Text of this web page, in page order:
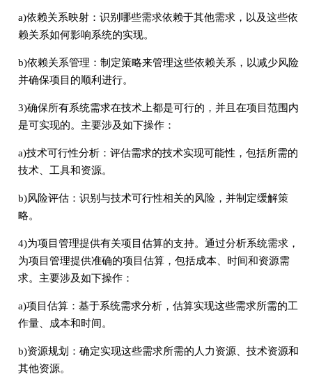
a)依赖关系映射：识别哪些需求依赖于其他需求，以及这些依
赖关系如何影响系统的实现。
b)依赖关系管理：制定策略来管理这些依赖关系，以减少风险
并确保项目的顺利进行。
3)确保所有系统需求在技术上都是可行的，并且在项目范围内
是可实现的。主要涉及如下操作：
a)技术可行性分析：评估需求的技术实现可能性，包括所需的
技术、工具和资源。
b)风险评估：识别与技术可行性相关的风险，并制定缓解策
略。
4)为项目管理提供有关项目估算的支持。通过分析系统需求，
为项目管理提供准确的项目估算，包括成本、时间和资源需
求。主要涉及如下操作：
a)项目估算：基于系统需求分析，估算实现这些需求所需的工
作量、成本和时间。
b)资源规划：确定实现这些需求所需的人力资源、技术资源和
其他资源。